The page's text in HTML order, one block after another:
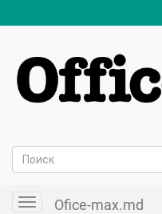
ToggleOfice-max.md